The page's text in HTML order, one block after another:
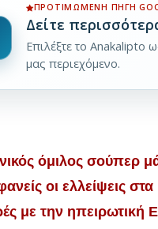
ΠΡΟΤΙΜΏΜΕΝΗ ΠΗΓΉ
Δείτε
Επιλέξτε το Anakalipto
μας περιεχόμενο.
όμιλος σούπερ
οι ελλείψεις
με την ηπειρωτική